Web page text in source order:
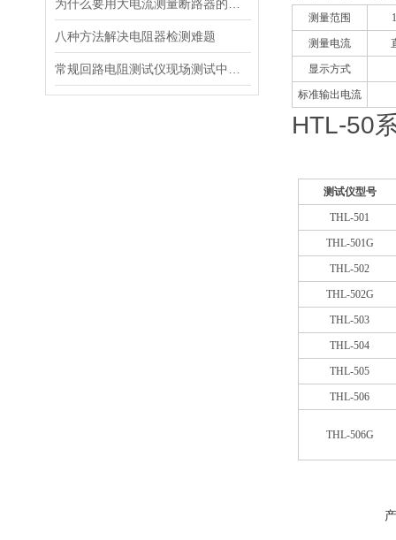
八种方法解决电阻器检测难题
测量范围
测量电流
显示方式
标准输出电流
HTL-50
测试仪型号
THL-501
THL-501G
THL-502
THL-502G
THL-503
THL-504
THL-505
THL-506
THL-506G